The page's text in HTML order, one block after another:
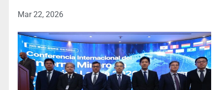
Mar 22, 2026